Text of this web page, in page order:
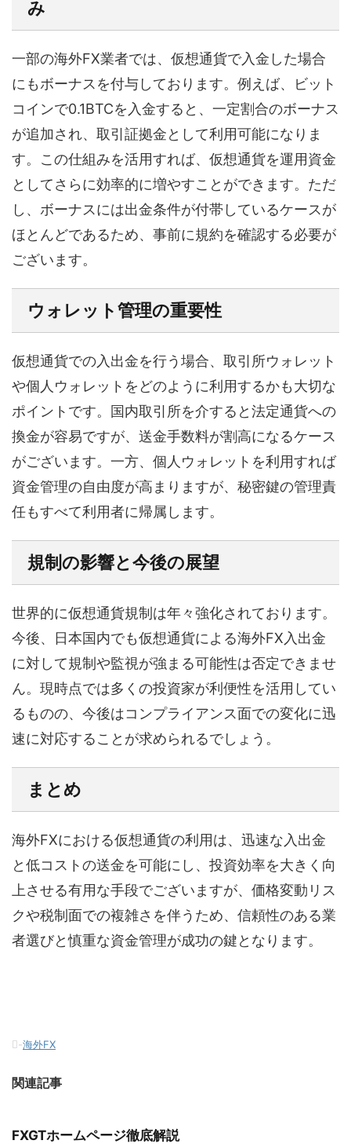
み
一部の海外FX業者では、仮想通貨で入金した場合
にもボーナスを付与しております。例えば、ビット
コインで0.1BTCを入金すると、一定割合のボーナス
が追加され、取引証拠金として利用可能になりま
す。この仕組みを活用すれば、仮想通貨を運用資金
としてさらに効率的に増やすことができます。ただ
し、ボーナスには出金条件が付帯しているケースが
ほとんどであるため、事前に規約を確認する必要が
ございます。
ウォレット管理の重要性
仮想通貨での入出金を行う場合、取引所ウォレット
や個人ウォレットをどのように利用するかも大切な
ポイントです。国内取引所を介すると法定通貨への
換金が容易ですが、送金手数料が割高になるケース
がございます。一方、個人ウォレットを利用すれば
資金管理の自由度が高まりますが、秘密鍵の管理責
任もすべて利用者に帰属します。
規制の影響と今後の展望
世界的に仮想通貨規制は年々強化されております。
今後、日本国内でも仮想通貨による海外FX入出金
に対して規制や監視が強まる可能性は否定できませ
ん。現時点では多くの投資家が利便性を活用してい
るものの、今後はコンプライアンス面での変化に迅
速に対応することが求められるでしょう。
まとめ
海外FXにおける仮想通貨の利用は、迅速な入出金
と低コストの送金を可能にし、投資効率を大きく向
上させる有用な手段でございますが、価格変動リス
クや税制面での複雑さを伴うため、信頼性のある業
者選びと慎重な資金管理が成功の鍵となります。
-海外FX
関連記事
FXGTホームページ徹底解説